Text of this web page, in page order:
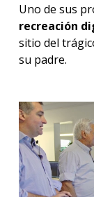
Uno de sus
recreación
sitio del
su padre.